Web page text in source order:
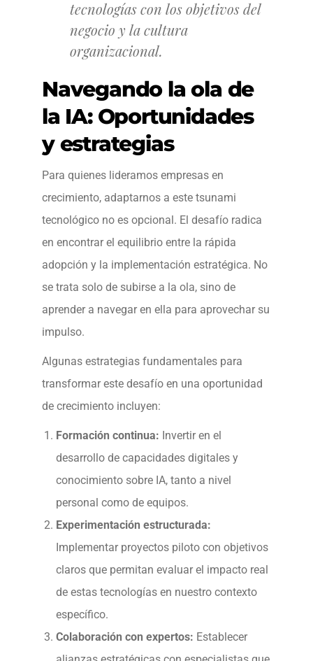
tecnologías con los objetivos del
negocio y la cultura
organizacional.
Navegando la ola de
la IA: Oportunidades
y estrategias
Para quienes lideramos empresas en
crecimiento, adaptarnos a este tsunami
tecnológico no es opcional. El desafío radica
en encontrar el equilibrio entre la rápida
adopción y la implementación estratégica. No
se trata solo de subirse a la ola, sino de
aprender a navegar en ella para aprovechar su
impulso.
Algunas estrategias fundamentales para
transformar este desafío en una oportunidad
de crecimiento incluyen:
Formación continua: Invertir en el
desarrollo de capacidades digitales y
conocimiento sobre IA, tanto a nivel
personal como de equipos.
Experimentación estructurada:
Implementar proyectos piloto con objetivos
claros que permitan evaluar el impacto real
de estas tecnologías en nuestro contexto
específico.
Colaboración con expertos: Establecer